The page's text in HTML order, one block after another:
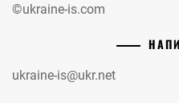
©ukraine-is.com
ukraine-is@ukr.net